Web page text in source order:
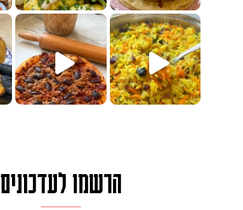
למתכון
נקראת ככה? ההסבר בסרטו
מז׳ווז׳ין או בתרגום לעברית, מחותניםמתכון ראש
הרשמו לעדכונים